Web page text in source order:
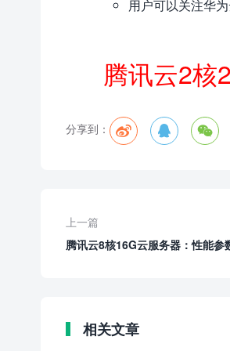
用户可以关注华
腾讯云2核
分享到：   
上一篇
腾讯云8核16G云服务器：性能参
相关文章